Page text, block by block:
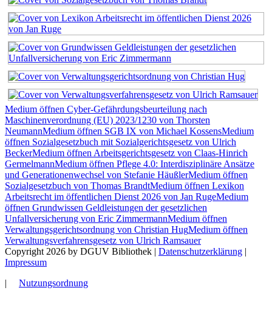
Medium öffnen Cyber-Gefährdungsbeurteilung nach
Maschinenverordnung (EU) 2023/1230 von Thorsten
NeumannMedium öffnen SGB IX von Michael KossensMedium
öffnen Sozialgesetzbuch mit Sozialgerichtsgesetz von Ulrich
BeckerMedium öffnen Arbeitsgerichtsgesetz von Claas-Hinrich
GermelmannMedium öffnen Pflege 4.0: Interdisziplinäre Ansätze
und Generationenwechsel von Stefanie HäußlerMedium öffnen
Sozialgesetzbuch von Thomas BrandtMedium öffnen Lexikon
Arbeitsrecht im öffentlichen Dienst 2026 von Jan RugeMedium
öffnen Grundwissen Geldleistungen der gesetzlichen
Unfallversicherung von Eric ZimmermannMedium öffnen
Verwaltungsgerichtsordnung von Christian HugMedium öffnen
Verwaltungsverfahrensgesetz von Ulrich Ramsauer
Copyright 2026 by DGUV Bibliothek | Datenschutzerklärung |
Impressum
| Nutzungsordnung